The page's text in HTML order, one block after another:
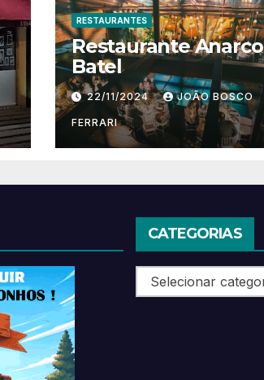
RESTAURANTES
Restaurante Anarco
Batel
22/11/2024 JOÃO BOSCO
FERRARI
CATEGORIAS
Categorias